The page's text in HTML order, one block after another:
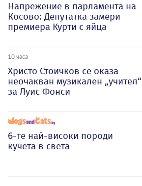
Напрежение в парламента на
Косово: Депутатка замери
премиера Курти с яйца
10 часа
Христо Стоичков се оказа
неочакван музикален „учител“
за Луис Фонси
6-те най-високи породи
кучета в света